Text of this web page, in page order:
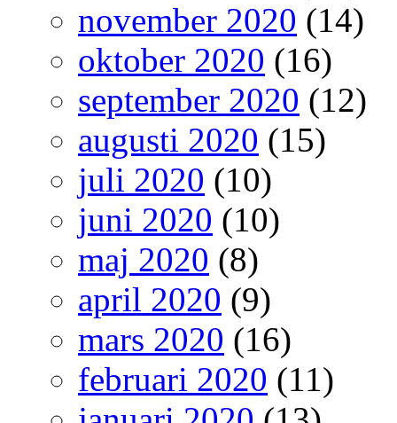
november 2020 (14)
oktober 2020 (16)
september 2020 (12)
augusti 2020 (15)
juli 2020 (10)
juni 2020 (10)
maj 2020 (8)
april 2020 (9)
mars 2020 (16)
februari 2020 (11)